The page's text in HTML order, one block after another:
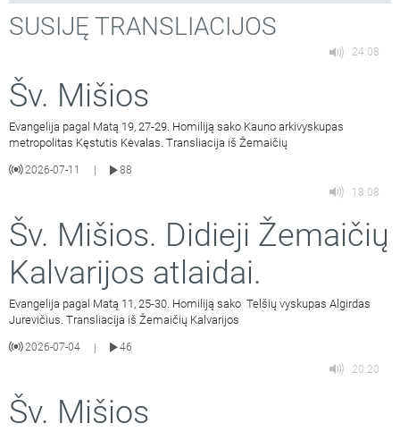
SUSIJĘ TRANSLIACIJOS
24:08
Šv. Mišios
Evangelija pagal Matą 19, 27-29. Homiliją sako Kauno arkivyskupas
metropolitas Kęstutis Kėvalas. Transliacija iš Žemaičių
2026-07-11
88
18:08
Šv. Mišios. Didieji Žemaičių
Kalvarijos atlaidai.
Evangelija pagal Matą 11, 25-30. Homiliją sako Telšių vyskupas Algirdas
Jurevičius. Transliacija iš Žemaičių Kalvarijos
2026-07-04 |
46
20:20
Šv. Mišios